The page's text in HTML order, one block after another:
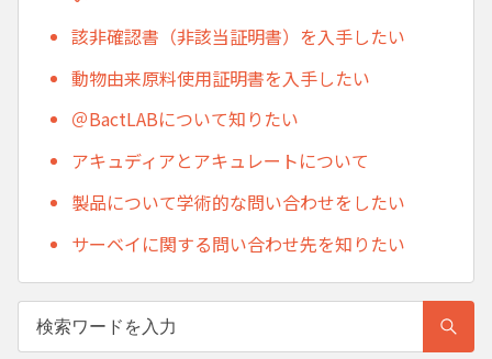
該非確認書（非該当証明書）を入手したい
動物由来原料使用証明書を入手したい
＠BactLABについて知りたい
アキュディアとアキュレートについて
製品について学術的な問い合わせをしたい
サーベイに関する問い合わせ先を知りたい